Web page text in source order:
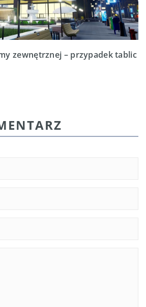
zewnętrznej – przypadek tablic